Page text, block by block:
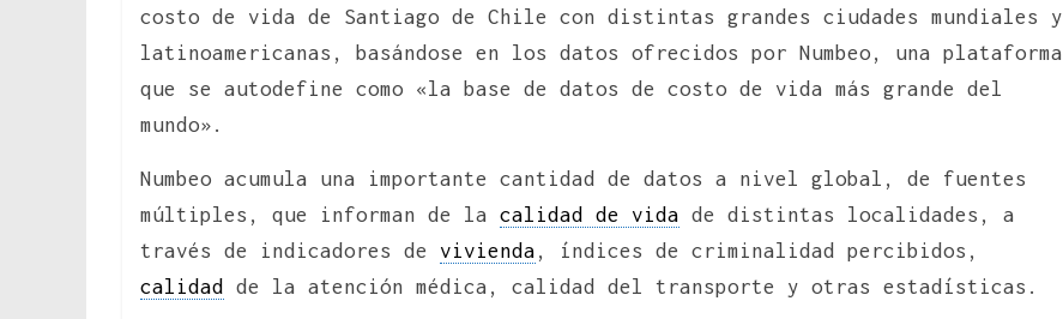
costo de vida de Santiago de Chile con distintas grandes ciudades mundiales y
latinoamericanas, basándose en los datos ofrecidos por Numbeo, una plataforma
que se autodefine como «la base de datos de costo de vida más grande del
mundo».
Numbeo acumula una importante cantidad de datos a nivel global, de fuentes
múltiples, que informan de la calidad de vida de distintas localidades, a
través de indicadores de vivienda , índices de criminalidad percibidos,
calidad de la atención médica, calidad del transporte y otras estadísticas.